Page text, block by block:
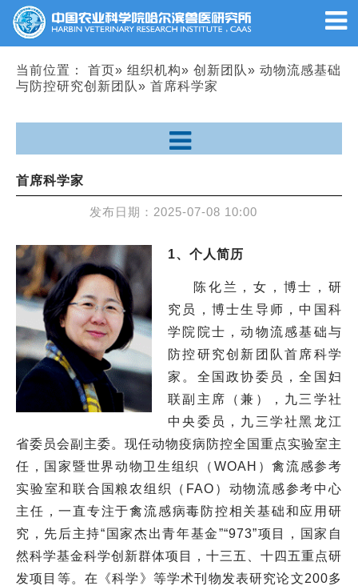
当前位置： 首页» 组织机构» 创新团队» 动物流感基础
与防控研究创新团队» 首席科学家
首席科学家
发布日期： 2025-07-08 10:00
1、个人简历
陈化兰，女，博士，研
究员，博士生导师，中国科
学院院士，动物流感基础与
防控研究创新团队首席科学
家。全国政协委员，全国妇
联副主席（兼），九三学社
中央委员，九三学社黑龙江
省委员会副主委。现任动物疫病防控全国重点实验室主
任，国家暨世界动物卫生组织（WOAH）禽流感参考
实验室和联合国粮农组织（FAO）动物流感参考中心
主任，一直专注于禽流感病毒防控相关基础和应用研
究，先后主持“国家杰出青年基金”“973”项目，国家自
然科学基金科学创新群体项目，十三五、十四五重点研
发项目等。在
《科学》 等学术刊物发表研究论文200多